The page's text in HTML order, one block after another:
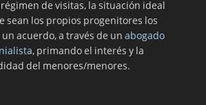
de visitas, la situación ideal
sean los propios progenitores los
acuerdo, a través de unabogado
, primando el interés y la
del menores/menores.